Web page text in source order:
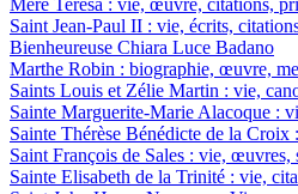
Mère Teresa : vie, œuvre, citations,
Saint Jean-Paul II : vie, écrits,
Bienheureuse Chiara Luce Badano
Marthe Robin : biographie, œuvre,
Saints Louis et Zélie Martin : vie,
Sainte Marguerite-Marie Alacoque :
Sainte Thérèse Bénédicte de la
Saint François de Sales : vie,
Sainte Elisabeth de la Trinité : vie,